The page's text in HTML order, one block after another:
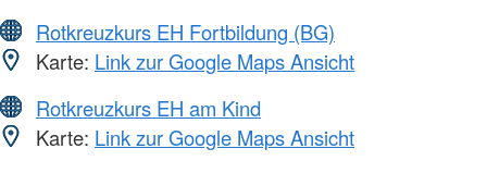
Rotkreuzkurs EH Fortbildung (BG)
Karte: Link zur Google Maps Ansicht
Rotkreuzkurs EH am Kind
Karte: Link zur Google Maps Ansicht